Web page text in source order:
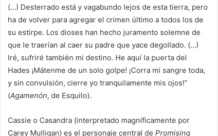
(…) Desterrado está y vagabundo lejos de esta tierra, pero
ha de volver para agregar el crimen último a todos los de
su estirpe. Los dioses han hecho juramento solemne de
que le traerían al caer su padre que yace degollado. (…)
Iré, sufriré también mi destino. He aquí la puerta del
Hades ¡Mátenme de un solo golpe! ¡Corra mi sangre toda,
y sin convulsión, cierre yo tranquilamente mis ojos!”
(Agamenón, de Esquilo).
Cassie o Casandra (interpretado magníficamente por
Carey Mulligan) es el personaje central de Promising